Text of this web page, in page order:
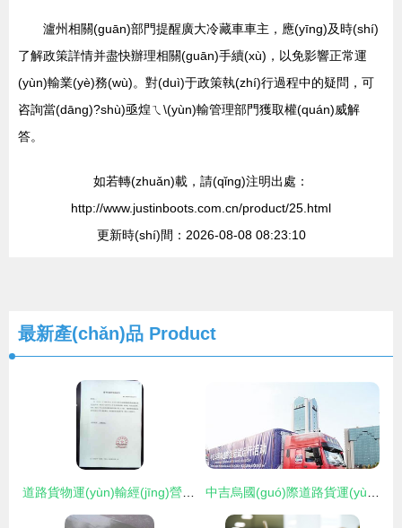
瀘州相關(guān)部門提醒廣大冷藏車車主，應(yīng)及時(shí)
了解政策詳情并盡快辦理相關(guān)手續(xù)，以免影響正常運
(yùn)輸業(yè)務(wù)。對(duì)于政策執(zhí)行過程中的疑問，可
咨詢當(dāng)?shù)亟煌ㄟ\(yùn)輸管理部門獲取權(quán)威解
答。
如若轉(zhuǎn)載，請(qǐng)注明出處：
http://www.justinboots.com.cn/product/25.html
更新時(shí)間：2026-08-08 08:23:10
最新產(chǎn)品 Product